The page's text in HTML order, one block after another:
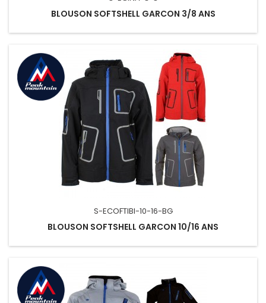
BLOUSON SOFTSHELL GARCON 3/8 ANS
S-ECOFTIBI-10-16-BG
BLOUSON SOFTSHELL GARCON 10/16 ANS